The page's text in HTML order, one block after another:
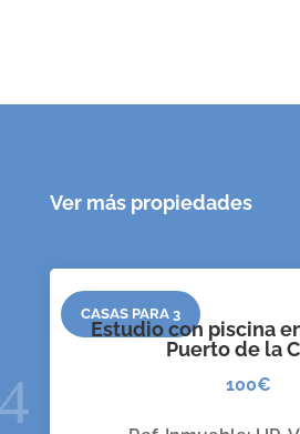
Ver más propiedades
CASAS PARA 3
Estudio con piscina
Puerto de la
100€